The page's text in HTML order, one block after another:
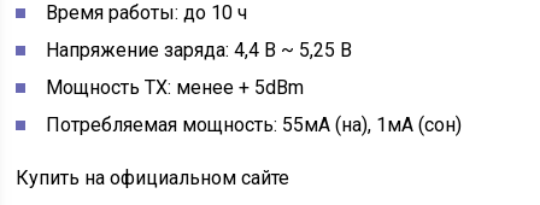
Время работы: до 10 ч
Напряжение заряда: 4,4 В ~ 5,25 В
Мощность TX: менее + 5dBm
Потребляемая мощность: 55мА (на), 1мА (сон)
Купить на официальном сайте